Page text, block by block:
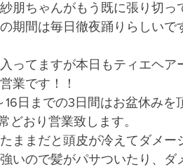
朋ちゃんがもう既に張り切っ
期間は毎日徹夜踊りらしいで
ってますが本日もティエヘア
業です！！
16日までの3日間はお盆休みを
どおり営業致します。
ままだと頭皮が冷えてダメー
いので髪がパサついたり、ダ